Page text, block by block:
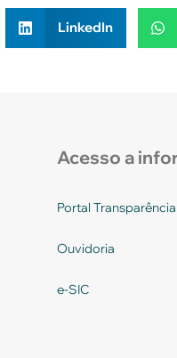
LinkedIn
Acesso a
Portal Transparência
Ouvidoria
e-SIC